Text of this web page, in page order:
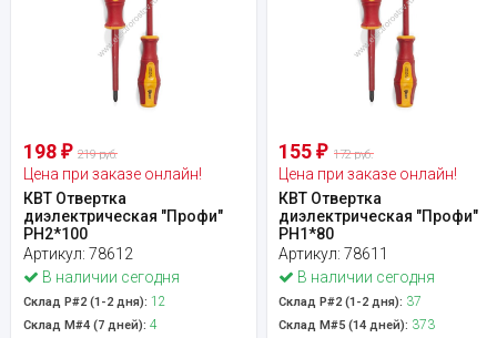
198 ₽ 219 руб.
Цена при заказе онлайн!
КВТ Отвертка
диэлектрическая "Профи"
PH2*100
Артикул: 78612
В наличии сегодня
Склад Р#2 (1-2 дня): 12
Склад М#4 (7 дней): 4
155₽ 172 руб.
Цена при заказе онлайн!
КВТ Отвертка
диэлектрическая "Профи"
PH1*80
Артикул:78611
В наличии сегодня
Склад Р#2 (1-2 дня): 37
Склад М#5 (14 дней): 373